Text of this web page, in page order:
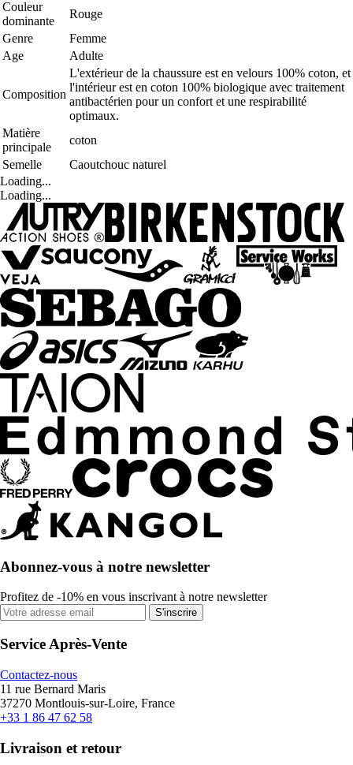
Couleur
dominante
Rouge
Genre
Femme
Age
Adulte
Composition
L'extérieur de la chaussure est en velours 100% coton, et
l'intérieur est en coton 100% biologique avec traitement
antibactérien pour un confort et une respirabilité
optimaux.
Matière
principale
coton
Semelle
Caoutchouc naturel
Loading...
Loading...
Abonnez-vous à notre newsletter
Profitez de -10% en vous inscrivant à notre newsletter
S'inscrire
Service Après-Vente
Contactez-nous
11 rue Bernard Maris
37270 Montlouis-sur-Loire, France
+33 1 86 47 62 58
Livraison et retour